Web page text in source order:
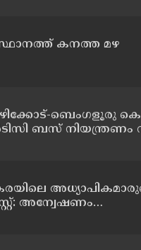
കനത്ത മഴ
ബെംഗളൂരു
ബസ് നിയന്ത്രണം
അന്വേഷണം